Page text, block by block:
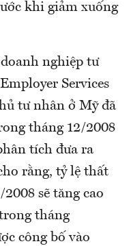
khi giảm xuống
nghiệp tư
Services
tư nhân ở Mỹ đã
tháng 12/2008
tích đưa ra
rằng, tỷ lệ thất
sẽ tăng cao
tháng
công bố vào